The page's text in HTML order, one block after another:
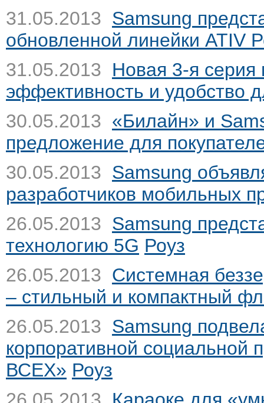
31.05.2013 Samsung
обновленной линейки ATIV
31.05.2013 Новая 3-я серия
эффективность и удобство
30.05.2013 «Билайн» и
предложение для
30.05.2013 Samsung
разработчиков мобильных
26.05.2013 Samsung
технологию 5G Роуз
26.05.2013 Системная
– стильный и компактный
26.05.2013 Samsung
корпоративной
ВСЕХ» Роуз